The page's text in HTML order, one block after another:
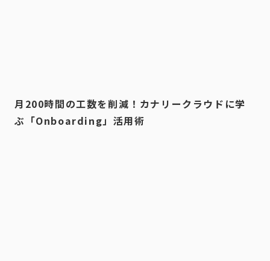
月200時間の工数を削減！カナリークラウドに学
ぶ「Onboarding」活用術